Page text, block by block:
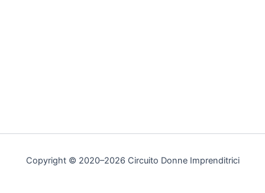
Copyright © 2020–2026 Circuito Donne Imprenditrici